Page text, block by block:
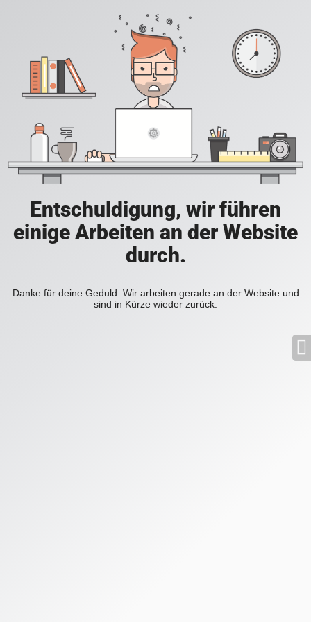
Entschuldigung, wir führen
einige Arbeiten an der Website
durch.
Danke für deine Geduld. Wir arbeiten gerade an der Website und
sind in Kürze wieder zurück.